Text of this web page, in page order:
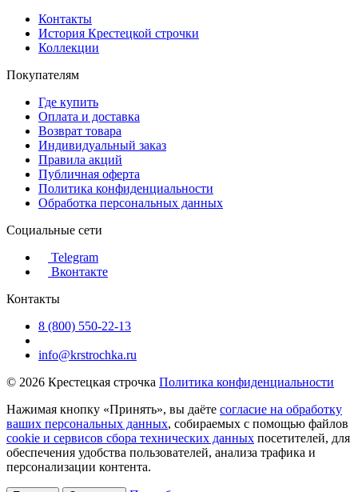
Контакты
История Крестецкой строчки
Коллекции
Покупателям
Где купить
Оплата и доставка
Возврат товара
Индивидуальный заказ
Правила акций
Публичная оферта
Политика конфиденциальности
Обработка персональных данных
Социальные сети
Telegram
Вконтакте
Контакты
8 (800) 550-22-13
info@krstrochka.ru
© 2026 Крестецкая строчка Политика конфиденциальности
Нажимая кнопку «Принять», вы даёте согласие на обработку
ваших персональных данных, собираемых с помощью файлов
cookie и сервисов сбора технических данных посетителей, для
обеспечения удобства пользователей, анализа трафика и
персонализации контента.